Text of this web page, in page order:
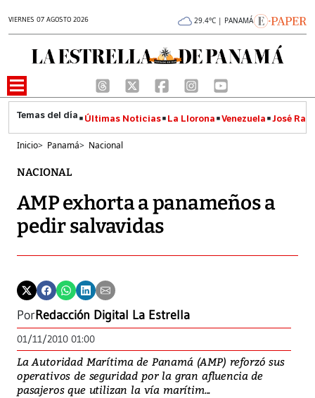
VIERNES 07 AGOSTO 2026 29.4°C | PANAMÁ
Últimas Noticias La Llorona Venezuela José
Inicio> Panamá> Nacional
NACIONAL
AMP exhorta a panameños a
pedir salvavidas
PorRedacción Digital La Estrella
01/11/2010 01:00
La Autoridad Marítima de Panamá (AMP) reforzó sus
operativos de seguridad por la gran afluencia de
pasajeros que utilizan la vía marítim...